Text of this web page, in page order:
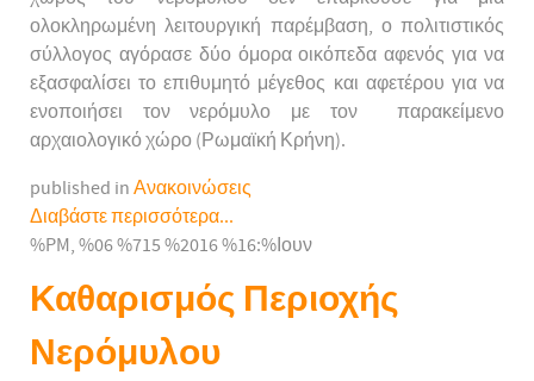
ολοκληρωμένη λειτουργική παρέμβαση, ο πολιτιστικός
σύλλογος αγόρασε δύο όμορα οικόπεδα αφενός για να
εξασφαλίσει το επιθυμητό μέγεθος και αφετέρου για να
ενοποιήσει τον νερόμυλο με τον παρακείμενο
αρχαιολογικό χώρο (Ρωμαϊκή Κρήνη).
published in Ανακοινώσεις
Διαβάστε περισσότερα...
%PM, %06 %715 %2016 %16:%Ιουν
Καθαρισμός Περιοχής
Νερόμυλου